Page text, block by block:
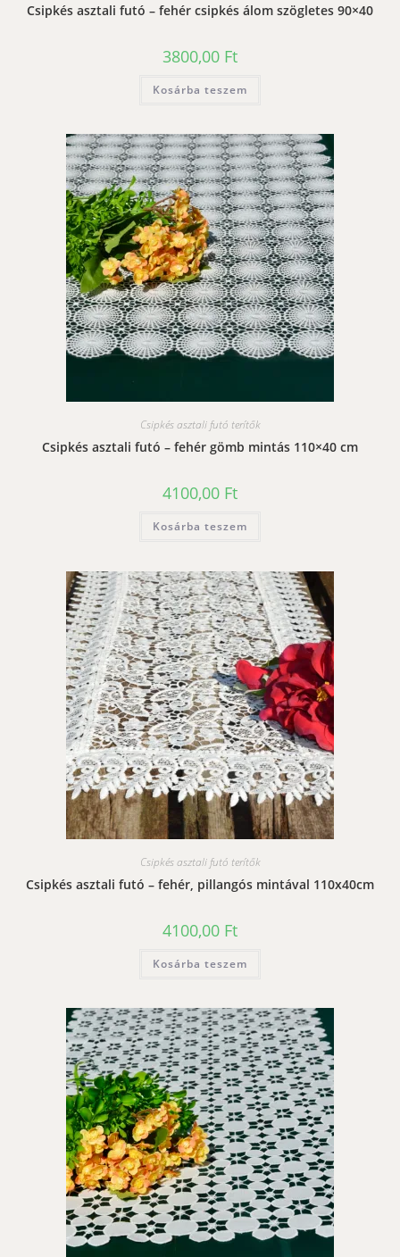
Csipkés asztali futó – fehér csipkés álom szögletes 90×40
3800,00 Ft
Kosárba teszem
Csipkés asztali futó terítők
Csipkés asztali futó – fehér gömb mintás 110×40 cm
4100,00 Ft
Kosárba teszem
Csipkés asztali futó terítők
Csipkés asztali futó – fehér, pillangós mintával 110x40cm
4100,00 Ft
Kosárba teszem